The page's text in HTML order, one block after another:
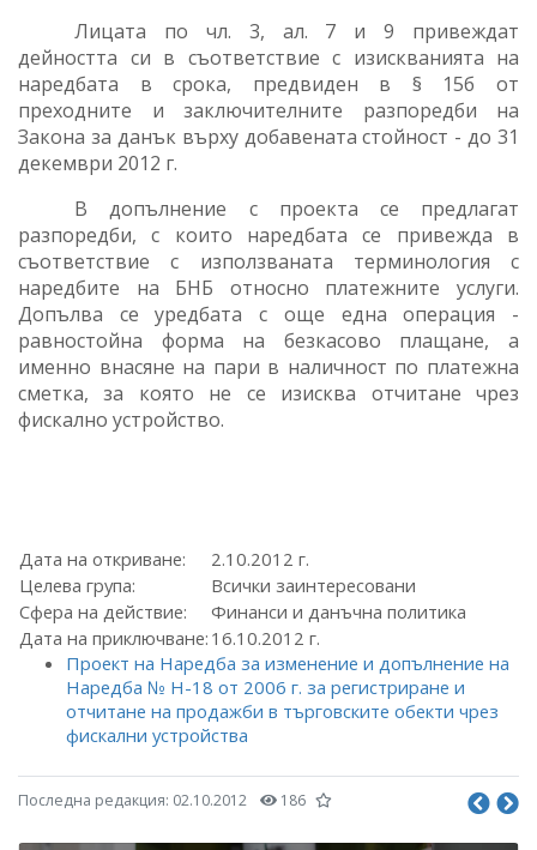
Лицата по чл. 3, ал. 7 и 9 привеждат
дейността си в съответствие с изискванията на
наредбата в срока, предвиден в § 15б от
преходните и заключителните разпоредби на
Закона за данък върху добавената стойност - до 31
декември 2012 г.
В допълнение с проекта се предлагат
разпоредби, с които наредбата се привежда в
съответствие с използваната терминология с
наредбите на БНБ относно платежните услуги.
Допълва се уредбата с още една операция -
равностойна форма на безкасово плащане, а
именно внасяне на пари в наличност по платежна
сметка, за която не се изисква отчитане чрез
фискално устройство.
Дата на откриване:
2.10.2012 г.
Целева група:
Всички заинтересовани
Сфера на действие:
Финанси и данъчна политика
Дата на приключване: 16.10.2012 г.
Проект на Наредба за изменение и допълнение на
Наредба № Н-18 от 2006 г. за регистриране и
отчитане на продажби в търговските обекти чрез
фискални устройства
Последна редакция: 02.10.2012 186